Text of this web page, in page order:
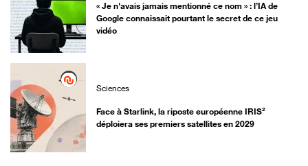
« Je n'avais jamais mentionné ce nom » : l’IA de
Google connaissait pourtant le secret de ce jeu
vidéo
Sciences
Face à Starlink, la riposte européenne IRIS²
déploiera ses premiers satellites en 2029